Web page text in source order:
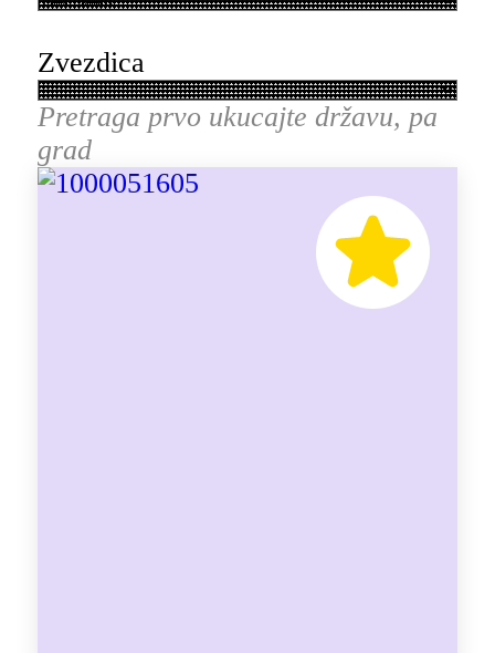
Zvezdica
Pretraga prvo ukucajte državu, pa
grad